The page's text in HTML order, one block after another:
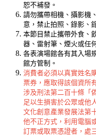
恕不補發。
請勿攜帶相機、攝影機
意，禁止拍照、錄影、
本節目禁止攜帶外食、
器、雷射筆、煙火或任
各表演場館各有其入場
館方管制。
消費者必須以真實姓名
票券，應取得該個資所
涉及刑法第二百十條「
足以生損害於公眾或他
文化創意產業發展法第
他不正方式，利用電腦
訂票或取票憑證者，處